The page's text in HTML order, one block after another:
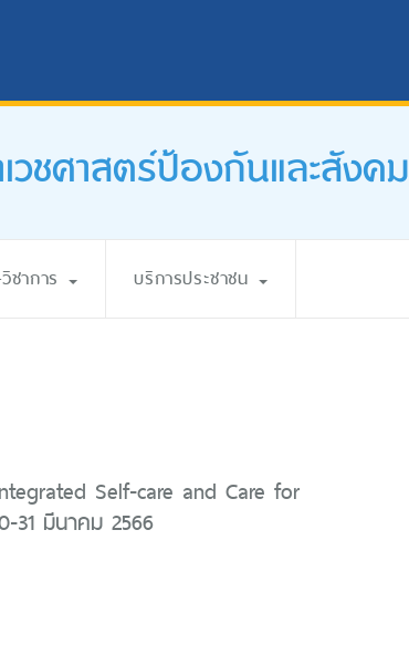
วชศาสตร์ป้องกันและสังคม
ชาการ บริการประชาชน
Self-care and Care for
31 มีนาคม 2566